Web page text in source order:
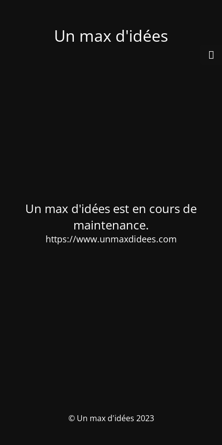
Un max d'idées
Un max d'idées est en cours de
maintenance.
https://www.unmaxdidees.com
© Un max d'idées 2023